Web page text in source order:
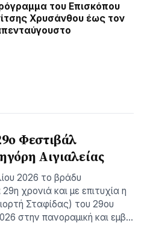
του Επισκόπου
Χρυσάνθου έως τον
Φεστιβάλ
Aιγιαλείας
2026 το βράδυ
χρονιά και με επιτυχία η
Σταφίδας) του 29ου
στην πανοραμική και εμβ…